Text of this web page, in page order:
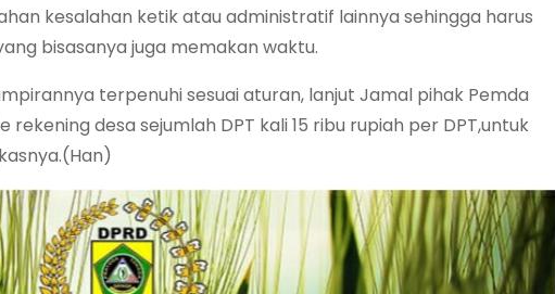
kesalahan ketik atau administratif lainnya sehingga harus
bisasanya juga memakan waktu.
terpenuhi sesuai aturan, lanjut Jamal pihak Pemda
desa sejumlah DPT kali 15 ribu rupiah per DPT,untuk